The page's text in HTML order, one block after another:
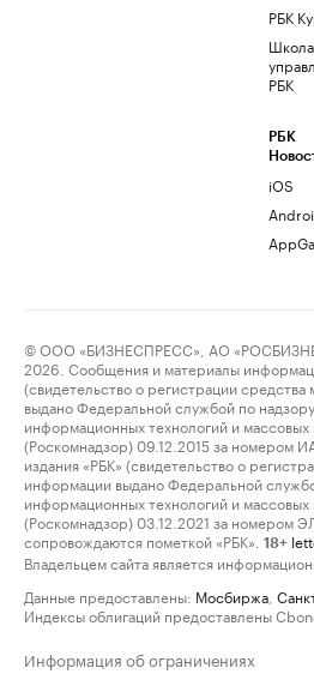
РБК
Школа
РБК
РБК
iOS
© ООО «БИЗНЕСПРЕСС», АО
2026. Сообщения и материалы
(свидетельство о регистрации
выдано Федеральной службой по
информационных технологий и
(Роскомнадзор) 09.12.2015 за номером
издания «РБК» (свидетельство о
информации выдано Федеральной
информационных технологий и
(Роскомнадзор) 03.12.2021 за номером
сопровождаются пометкой «РБК».
18+
Владельцем сайта является
Данные предоставлены: Мосбиржа
Индексы облигаций предоставлены
Информация об ограничениях